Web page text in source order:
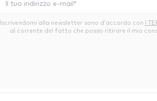
Iscrivendomi alla newsletter sono d’accordo con I
al corrente del fatto che posso ritirare il mio